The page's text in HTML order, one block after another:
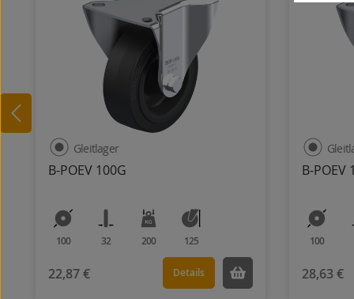
B-POEV 100G
Gleitlager
100 32 200 125
22,87 € Details
B-POEV
100
28,63 €